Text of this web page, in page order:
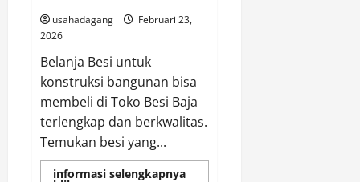
usahadagang
Februari 23,
2026
Belanja Besi untuk
konstruksi bangunan bisa
membeli di Toko Besi Baja
terlengkap dan berkwalitas.
Temukan besi yang...
informasi selengkapnya